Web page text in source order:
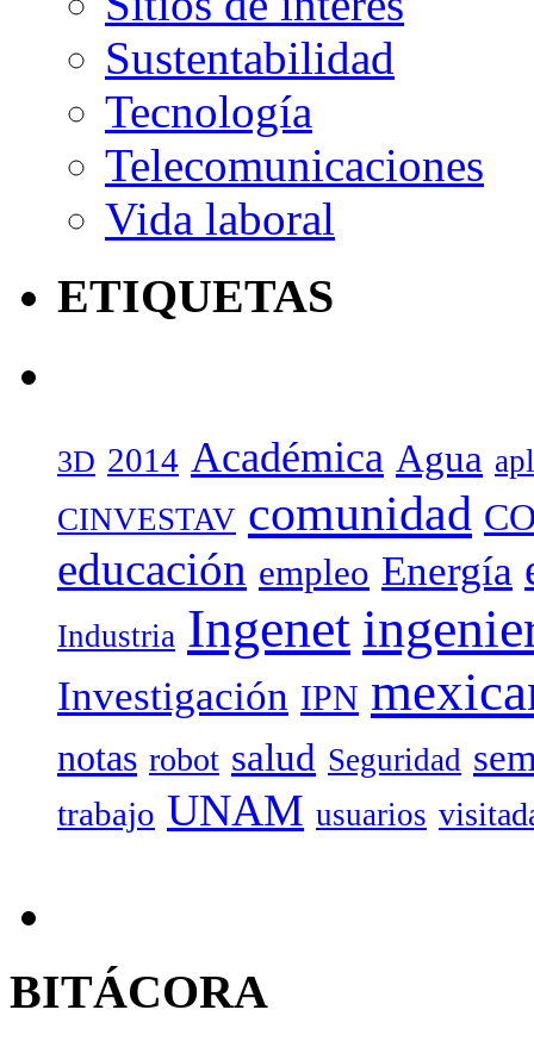
Sustentabilidad
Tecnología
Telecomunicaciones
Vida laboral
ETIQUETAS
3D 2014 Académica Agua
CINVESTAV comunidad
educación empleo Energía
Industria Ingenet
Investigación IPN
notas robot salud Seguridad
trabajo UNAM usuarios
BITÁCORA